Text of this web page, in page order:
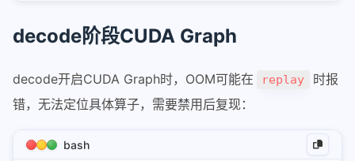
decode阶段CUDA Graph
decode开启CUDA Graph时，OOM可能在 replay
时报
错，无法定位具体算子，需要禁用后复现：
bash
8-多模态模型加载和适配
quantize